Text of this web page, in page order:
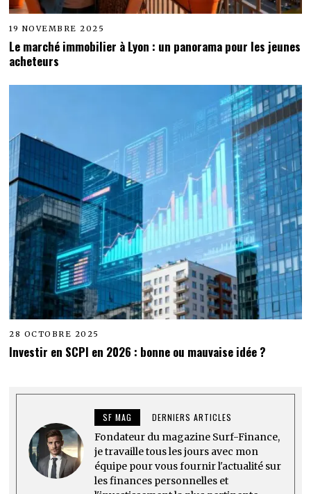
19 NOVEMBRE 2025
Le marché immobilier à Lyon : un panorama pour les jeunes
acheteurs
28 OCTOBRE 2025
Investir en SCPI en 2026 : bonne ou mauvaise idée ?
SF MAG DERNIERS ARTICLES
Fondateur du magazine Surf-Finance,
je travaille tous les jours avec mon
équipe pour vous fournir l'actualité sur
les finances personnelles et